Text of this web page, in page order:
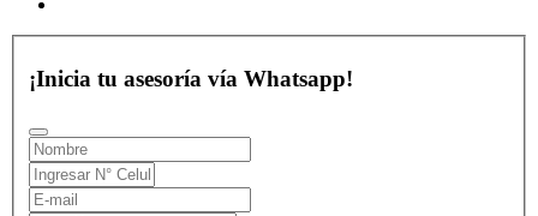
¡Inicia tu asesoría vía Whatsapp!